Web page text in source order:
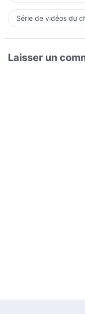
Série de vidéos du
Laisser un